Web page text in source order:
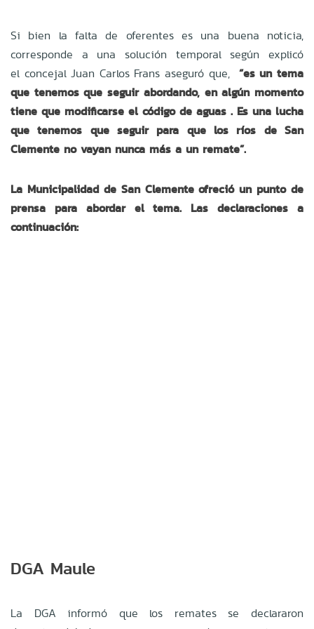
Si bien la falta de oferentes es una buena noticia,
corresponde a una solución temporal según explicó
el concejal Juan Carlos Frans aseguró que, “es un tema
que tenemos que seguir abordando, en algún momento
tiene que modificarse el código de aguas . Es una lucha
que tenemos que seguir para que los ríos de San
Clemente no vayan nunca más a un remate”.
La Municipalidad de San Clemente ofreció un punto de
prensa para abordar el tema. Las declaraciones a
continuación:
DGA Maule
La DGA informó que los remates se declararon